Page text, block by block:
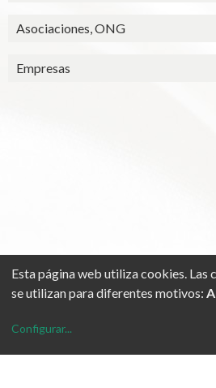
Asociaciones, ONG
Empresas
©Grup Congrés -Aviso Legal
Contacta con nosotros
c/ Legalitat, 64-66 (Legalitat Flat) Local
Esta página web utiliza cookies. Las
se utilizan para diferentes motivos:
Configurar...